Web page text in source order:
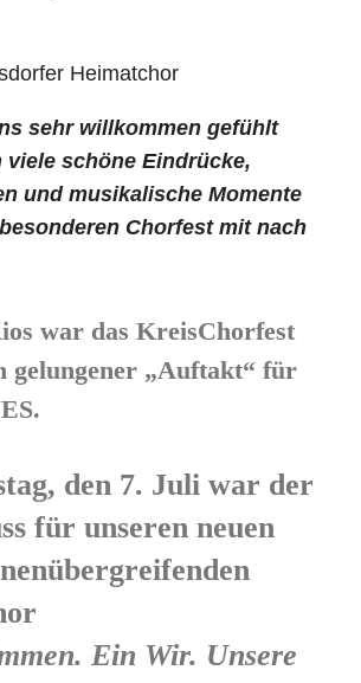
Heimatchor
sehr willkommen gefühlt
viele schöne Eindrücke,
und musikalische Momente
Chorfest mit nach
war das KreisChorfest
gelungener „Auftakt“ für
den 7. Juli war der
für unseren neuen
Ein Wir. Unsere